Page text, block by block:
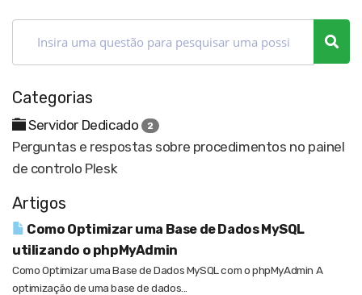
Categorias
Servidor Dedicado 2
Perguntas e respostas sobre procedimentos no painel
de controlo Plesk
Artigos
Como Optimizar uma Base de Dados MySQL
utilizando o phpMyAdmin
Como Optimizar uma Base de Dados MySQL com o phpMyAdmin A
optimização de uma base de dados...